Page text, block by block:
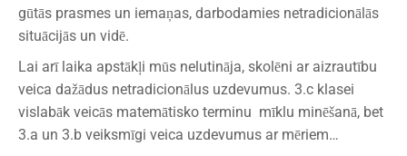
gūtās prasmes un iemaņas, darbodamies netradicionālās
situācijās un vidē.
Lai arī laika apstākļi mūs nelutināja, skolēni ar aizrautību
veica dažādus netradicionālus uzdevumus. 3.c klasei
vislabāk veicās matemātisko terminu mīklu minēšanā, bet
3.a un 3.b veiksmīgi veica uzdevumus ar mēriem…